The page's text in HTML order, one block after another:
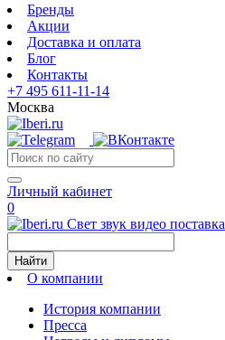
Бренды
Акции
Доставка и оплата
Блог
Контакты
+7 495 611-11-14
Москва
Личный кабинет
0
Свет звук видео поставка
Найти
О компании
История компании
Пресса